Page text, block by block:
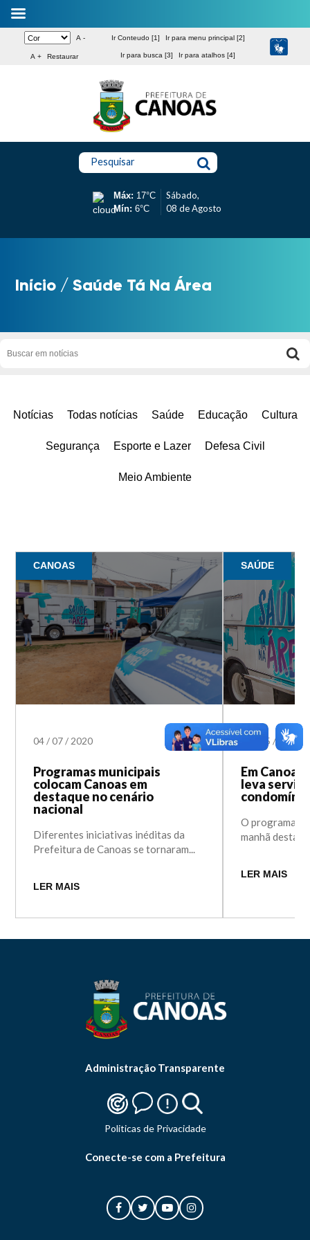
A -
A + Restaurar
Ir Conteudo [1] Ir para menu principal [2]
Ir para busca [3] Ir para atalhos [4]
Pesquisar
Máx: 17°C
Mín: 6°C
Sábado,
08 de Agosto
Início /Saúde Tá Na Área
Notícias Todas notícias Saúde Educação Cultura
Segurança Esporte e Lazer Defesa Civil
Meio Ambiente
CANOAS
04 /07 /2020
Programas municipais
colocam Canoas em
destaque no cenário
nacional
Diferentes iniciativas inéditas da
Prefeitura de Canoas se tornaram...
LER MAIS
SAÚDE
05 / 2020
Em
leva
O programa
manhã desta...
LER MAIS
Administração Transparente
Politicas de Privacidade
Conecte-se com a Prefeitura